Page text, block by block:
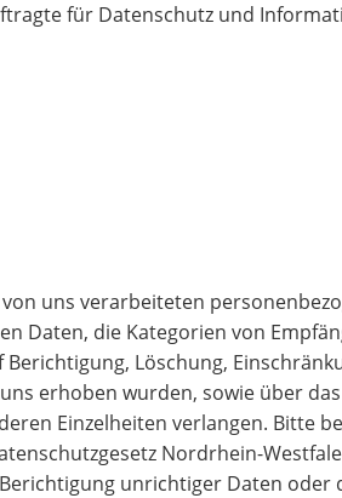
für Datenschutz und
von uns verarbeiteten
Daten, die Kategorien von
Löschung,
erhoben wurden, sowie über
Einzelheiten verlangen. Bitte
Nordrhein-
Berichtigung unrichtiger Daten